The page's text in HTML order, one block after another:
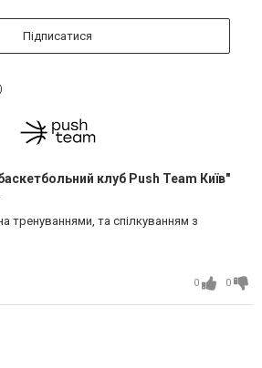
Підписатися
клуб Push Team Київ"
тренуваннями, та спілкуванням з
0 0